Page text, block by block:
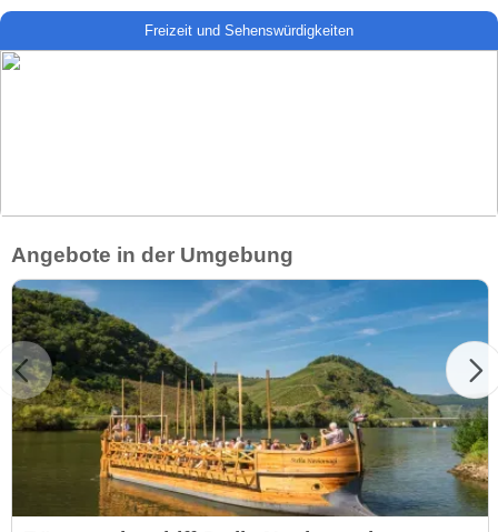
Freizeit und Sehenswürdigkeiten
Angebote in der Umgebung